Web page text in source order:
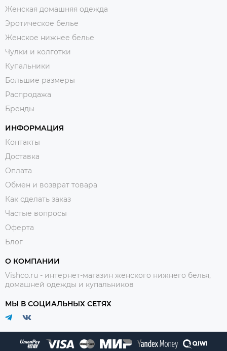
Женская домашняя одежда
Эротическое белье
Женское нижнее белье
Чулки и колготки
Купальники
Большие размеры
Распродажа
Бренды
ИНФОРМАЦИЯ
Контакты
Доставка
Оплата
Обмен и возврат товара
Как сделать заказ
Частые вопросы
Оферта
Блог
О КОМПАНИИ
Vishco.ru - интернет-магазин женского нижнего белья,
домашней одежды и купальников
МЫ В СОЦИАЛЬНЫХ СЕТЯХ